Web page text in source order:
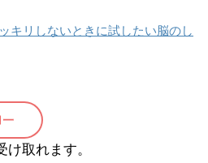
キリしないときに試したい脳のし
取れます。